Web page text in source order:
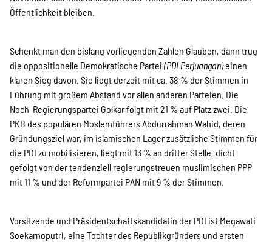
Öffentlichkeit bleiben.
Schenkt man den bislang vorliegenden Zahlen Glauben, dann trug
die oppositionelle Demokratische Partei (PDI Perjuangan)einen
klaren Sieg davon. Sie liegt derzeit mit ca. 38 % der Stimmen in
Führung mit großem Abstand vor allen anderen Parteien. Die
Noch-Regierungspartei Golkar folgt mit 21 % auf Platz zwei. Die
PKB des populären Moslemführers Abdurrahman Wahid, deren
Gründungsziel war, im islamischen Lager zusätzliche Stimmen für
die PDI zu mobilisieren, liegt mit 13 % an dritter Stelle, dicht
gefolgt von der tendenziell regierungstreuen muslimischen PPP
mit 11 % und der Reformpartei PAN mit 9 % der Stimmen.
Vorsitzende und Präsidentschaftskandidatin der PDI ist Megawati
Soekarnoputri, eine Tochter des Republikgründers und ersten